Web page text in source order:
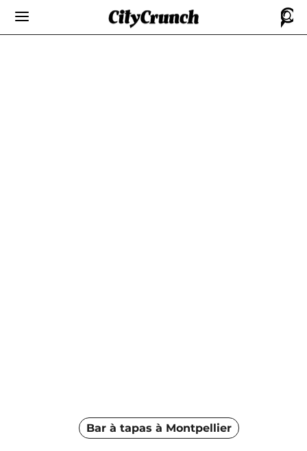
Bar à tapas à Montpellier